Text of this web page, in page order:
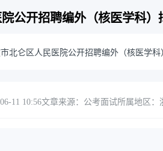
公开招聘编外（核医学科）
北仑区人民医院公开招聘编外（核医学
11 10:56文章来源：公考面试所属地区：